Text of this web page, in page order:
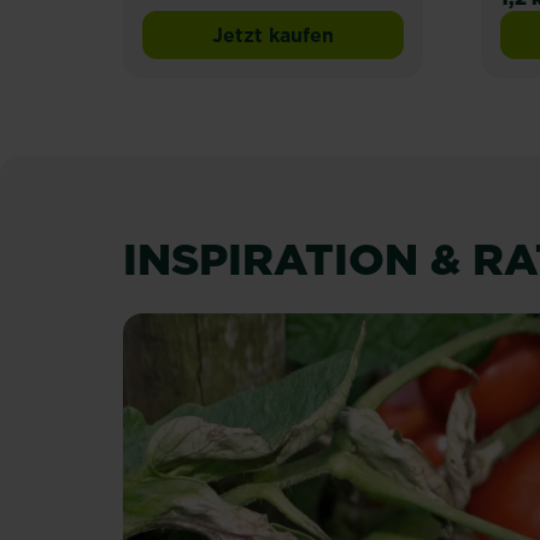
Jetzt kaufenSubstral® Naturen®
INSPIRATION &